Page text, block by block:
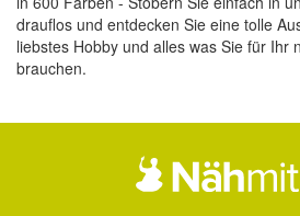
drauflos und entdecken Sie eine tolle
liebstes Hobby und alles was Sie für Ihr
brauchen.